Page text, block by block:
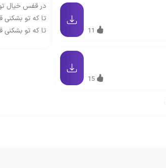
در قفس خیال
تا که تو
تا که تو
11
15